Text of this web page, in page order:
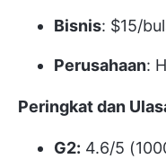
Bisnis: $15/
Perusahaan:
Peringkat dan
G2: 4.6/5